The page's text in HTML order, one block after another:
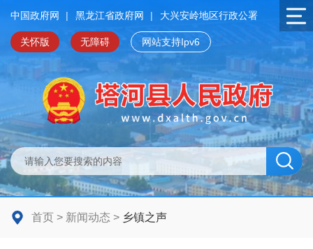
中国政府网 | 黑龙江省政府网 | 大兴安岭地区行政公署
关怀版 无障碍 网站支持Ipv6
首页 > 新闻动态 > 乡镇之声